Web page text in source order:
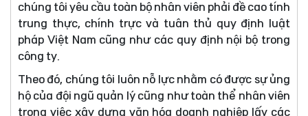
chúng tôi yêu cầu toàn bộ nhân viên phải đề cao tính
trung thực, chính trực và tuân thủ quy định luật
pháp Việt Nam cũng như các quy định nội bộ trong
công ty.
Theo đó, chúng tôi luôn nỗ lực nhằm có được sự ủng
hộ của đội ngũ quản lý cũng như toàn thể nhân viên
trong việc xây dựng văn hóa doanh nghiệp lấy các